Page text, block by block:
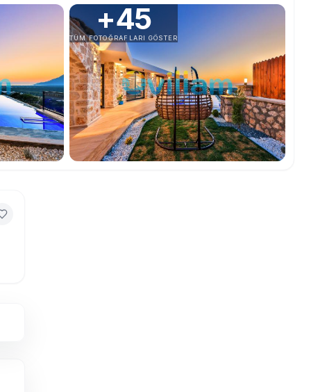
+45
TÜM FOTOĞRAFLARI GÖSTER